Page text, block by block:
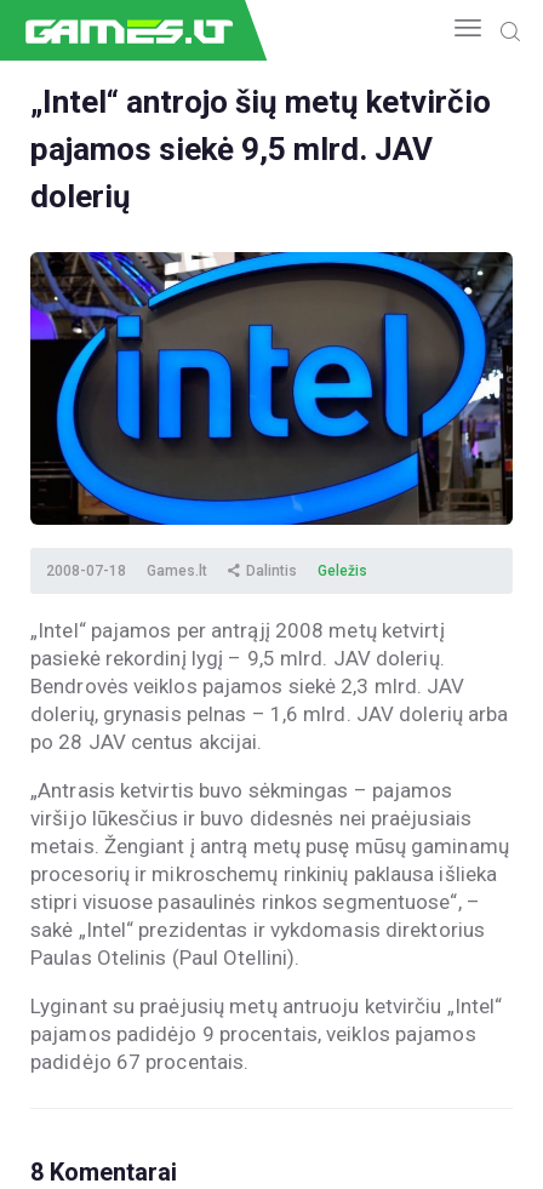
NAUJIENOS
GAMEDEV
GELEŽIS
VIDEO
APŽVALGOS
ŽAIDIMAI
„Intel“ antrojo šių metų ketvirčio
pajamos siekė 9,5 mlrd. JAV
dolerių
2008-07-18 Games.lt Dalintis Geležis
„Intel“ pajamos per antrąjį 2008 metų ketvirtį
pasiekė rekordinį lygį – 9,5 mlrd. JAV dolerių.
Bendrovės veiklos pajamos siekė 2,3 mlrd. JAV
dolerių, grynasis pelnas – 1,6 mlrd. JAV dolerių arba
po 28 JAV centus akcijai.
„Antrasis ketvirtis buvo sėkmingas – pajamos
viršijo lūkesčius ir buvo didesnės nei praėjusiais
metais. Žengiant į antrą metų pusę mūsų gaminamų
procesorių ir mikroschemų rinkinių paklausa išlieka
stipri visuose pasaulinės rinkos segmentuose“, –
sakė „Intel“ prezidentas ir vykdomasis direktorius
Paulas Otelinis (Paul Otellini).
Lyginant su praėjusių metų antruoju ketvirčiu „Intel“
pajamos padidėjo 9 procentais, veiklos pajamos
padidėjo 67 procentais.
8 Komentarai